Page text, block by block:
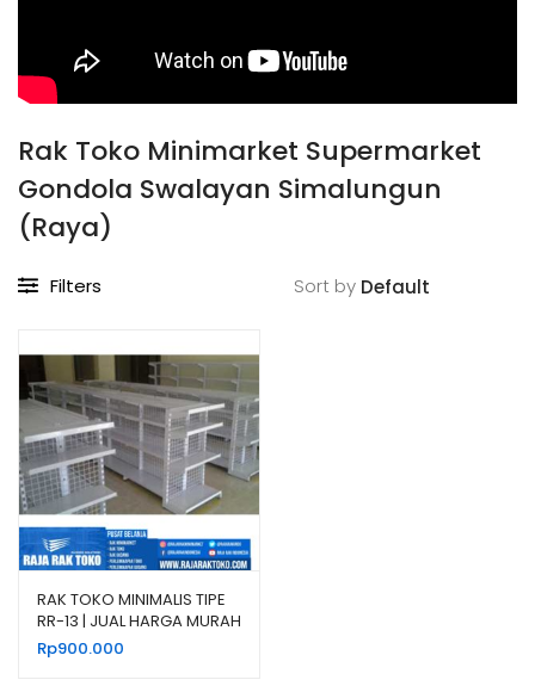
Rak Toko Minimarket Supermarket
Gondola Swalayan Simalungun
(Raya)
Filters Sort by
RAK TOKO MINIMALIS TIPE
RR-13 | JUAL HARGA MURAH
Rp900.000